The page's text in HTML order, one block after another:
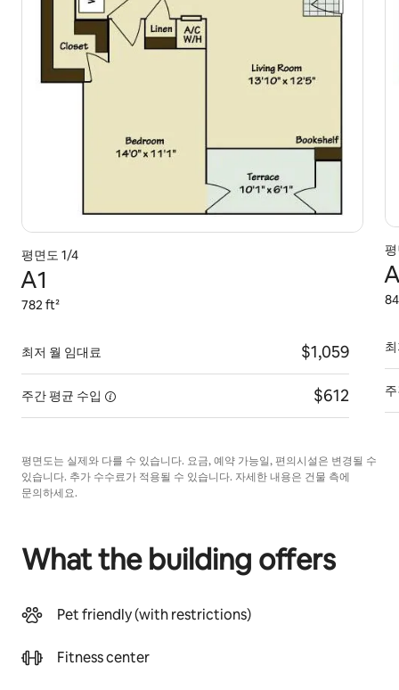
평면도 1/4
A1
782 ft²
최저 월 임대료 $1,059
주간 평균 수입 $612
평면도는 실제와 다를 수 있습니다. 요금, 예약 가능일, 편의시설은 변경될 수
있습니다. 추가 수수료가 적용될 수 있습니다. 자세한 내용은 건물 측에
문의하세요.
What the building offers
Pet friendly (with restrictions)
Fitness center